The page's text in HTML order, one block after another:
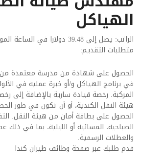
الهياكل
الراتب: يصل إلى 39.48 دولارا في الساعة الموقع: مونتريال، كيبيك
متطلبات التقديم:
الحصول على شهادة من مدرسة معتمدة من
في برنامج الهياكل و/أو خبرة عملية في
هيئة النقل الكندية، أو أن تكون في طور
الحصول على بطاقة أمان من هيئة النقل.
الصباحية، المسائية أو الليلية، بما في ذلك
والعطلات الرسمية.
قدم طلبك عبر صفحة وظائف طيران كندا